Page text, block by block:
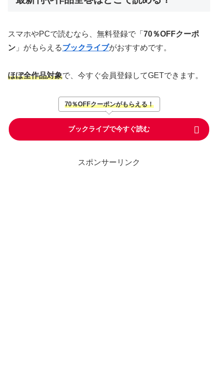
スマホやPCで読むなら、無料登録で「 70％OFFクーポ
ン 」がもらえるブックライブがおすすめです。
ほぼ全作品対象で、今すぐ会員登録してGETできます。
70％OFFクーポンがもらえる！
ブックライブで今すぐ読む
スポンサーリンク